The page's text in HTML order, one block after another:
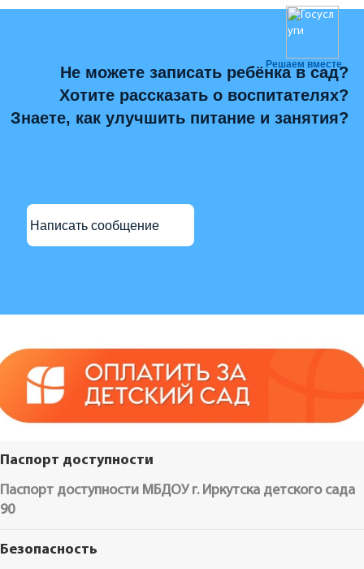
Решаем вместе
Не можете записать ребёнка в сад?
Хотите рассказать о воспитателях?
Знаете, как улучшить питание и занятия?
Написать сообщение
Паспорт доступности
Паспорт доступности МБДОУ г. Иркутска детского сада
90
Безопасность